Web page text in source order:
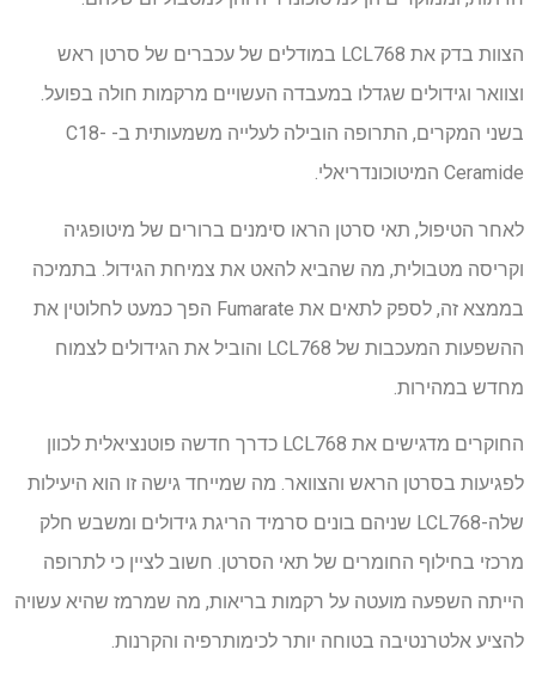
הצוות בדק את LCL768 במודלים של עכברים של סרטן ראש
וצוואר וגידולים שגדלו במעבדה העשויים מרקמות חולה בפועל.
בשני המקרים, התרופה הובילה לעלייה משמעותית ב- C18-
Ceramide המיטוכונדריאלי.
לאחר הטיפול, תאי סרטן הראו סימנים ברורים של מיטופגיה
וקריסה מטבולית, מה שהביא להאט את צמיחת הגידול. בתמיכה
בממצא זה, לספק לתאים את Fumarate הפך כמעט לחלוטין את
ההשפעות המעכבות של LCL768 והוביל את הגידולים לצמוח
מחדש במהירות.
החוקרים מדגישים את LCL768 כדרך חדשה פוטנציאלית לכוון
לפגיעות בסרטן הראש והצוואר. מה שמייחד גישה זו הוא היעילות
שלה-LCL768 שניהם בונים סרמיד הריגת גידולים ומשבש חלק
מרכזי בחילוף החומרים של תאי הסרטן. חשוב לציין כי לתרופה
הייתה השפעה מועטה על רקמות בריאות, מה שמרמז שהיא עשויה
להציע אלטרנטיבה בטוחה יותר לכימותרפיה והקרנות.